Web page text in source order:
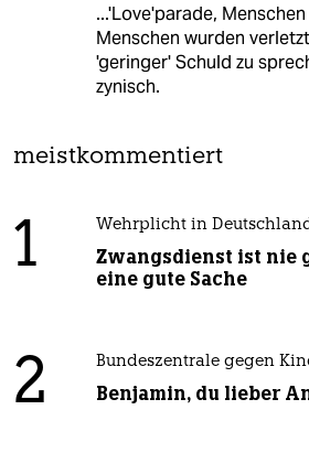
...'Love'parade,
Menschen wurden
'geringer' Schuld zu
zynisch.
meistkommentiert
1 Wehrplicht in
Zwangsdienst ist nie
eine gute Sache
2 Bundeszentrale gegen
Benjamin, du lieber